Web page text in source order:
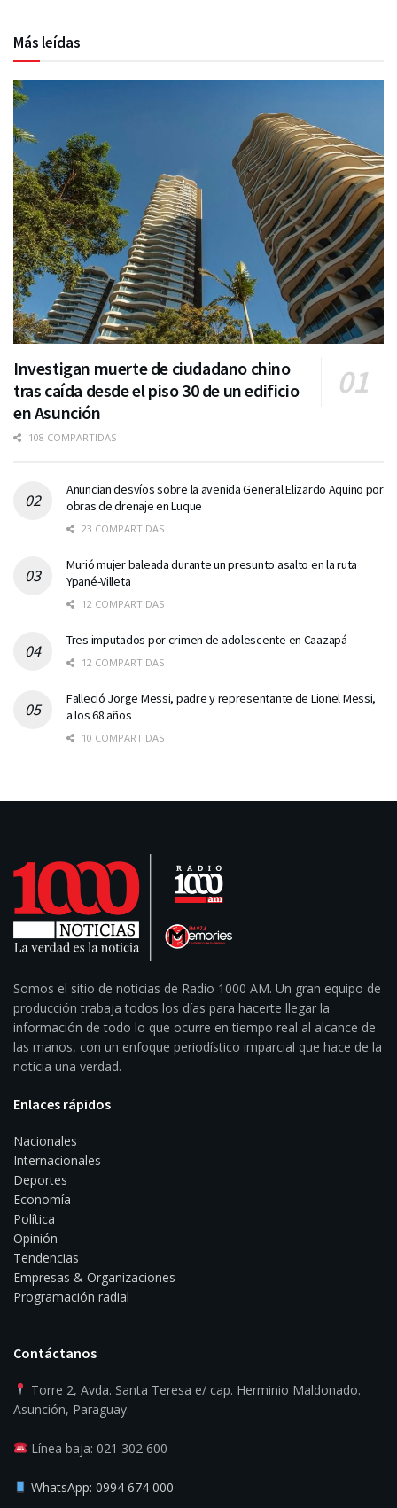
Más leídas
Investigan muerte de ciudadano chino
tras caída desde el piso 30 de un edificio
en Asunción
108 COMPARTIDAS
Anuncian desvíos sobre la avenida General Elizardo Aquino por
obras de drenaje en Luque
23 COMPARTIDAS
Murió mujer baleada durante un presunto asalto en la ruta
Ypané-Villeta
12 COMPARTIDAS
Tres imputados por crimen de adolescente en Caazapá
12 COMPARTIDAS
Falleció Jorge Messi, padre y representante de Lionel Messi,
a los 68 años
10 COMPARTIDAS
Somos el sitio de noticias de Radio 1000 AM. Un gran equipo de
producción trabaja todos los días para hacerte llegar la
información de todo lo que ocurre en tiempo real al alcance de
las manos, con un enfoque periodístico imparcial que hace de la
noticia una verdad.
Enlaces rápidos
Nacionales
Internacionales
Deportes
Economía
Política
Opinión
Tendencias
Empresas & Organizaciones
Programación radial
Contáctanos
Torre 2, Avda. Santa Teresa e/ cap. Herminio Maldonado.
Asunción, Paraguay.
Línea baja: 021 302 600
WhatsApp: 0994 674 000